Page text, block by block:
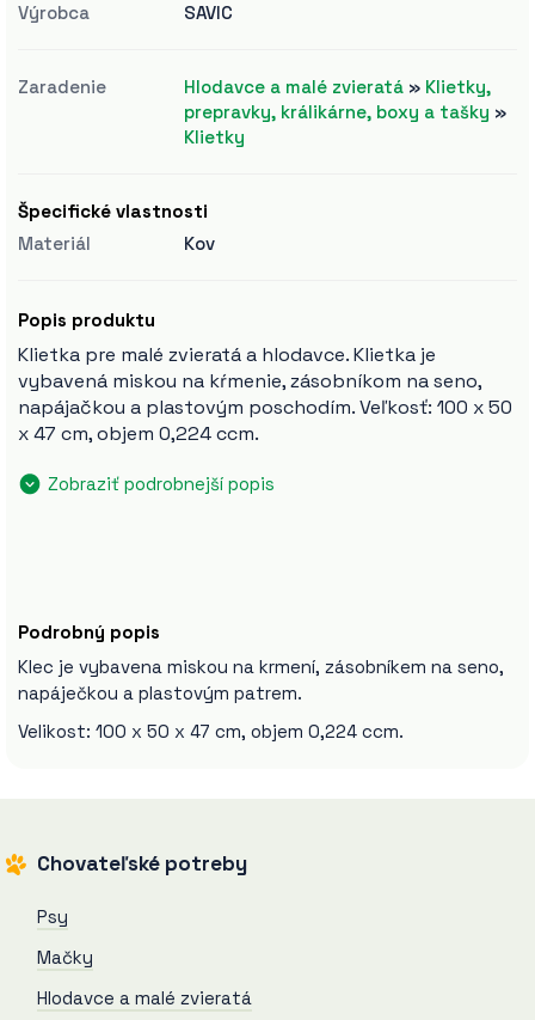
Výrobca
SAVIC
Zaradenie Hlodavce a malé zvieratá » Klietky,
prepravky, králikárne, boxy a tašky »
Klietky
Špecifické vlastnosti
Materiál
Kov
Popis produktu
Klietka pre malé zvieratá a hlodavce. Klietka je
vybavená miskou na kŕmenie, zásobníkom na seno,
napájačkou a plastovým poschodím. Veľkosť: 100 x 50
x 47 cm, objem 0,224 ccm.
Zobraziť podrobnejší popis
Podrobný popis
Klec je vybavena miskou na krmení, zásobníkem na seno,
napáječkou a plastovým patrem.
Velikost: 100 x 50 x 47 cm, objem 0,224 ccm.
Chovateľské potreby
Psy
Mačky
Hlodavce a malé zvieratá